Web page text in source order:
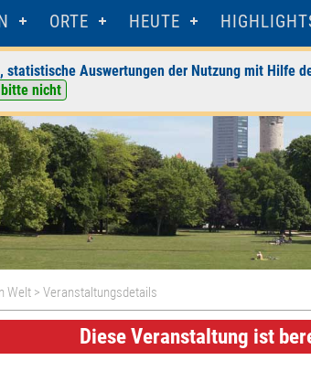
ORTE HEUTE
statistische Auswertungen der Nutzung mit
nicht
Welt > Veranstaltungsdetails
Diese Veranstaltung ist